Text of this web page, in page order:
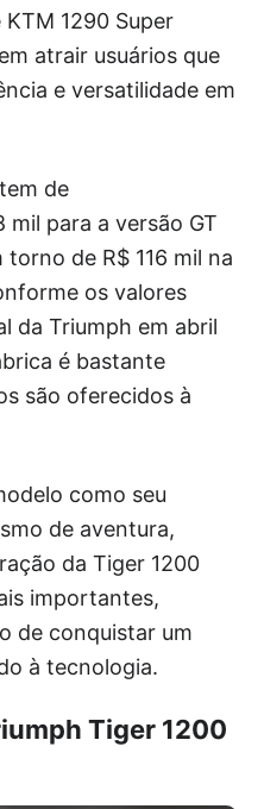
1290 Super
atrair usuários que
e versatilidade em
de
para a versão GT
de R$ 116 mil na
os valores
da Triumph em abril
é bastante
são oferecidos à
como seu
de aventura,
da Tiger 1200
importantes,
de conquistar um
à tecnologia.
Tiger 1200